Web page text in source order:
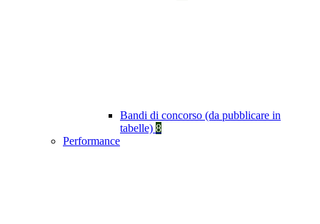
Bandi di concorso (da pubblicare in
tabelle) 8
Performance